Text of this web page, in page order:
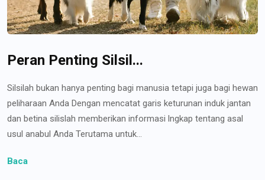
Peran Penting Silsil...
Silsilah bukan hanya penting bagi manusia tetapi juga bagi hewan
peliharaan Anda Dengan mencatat garis keturunan induk jantan
dan betina silislah memberikan informasi lngkap tentang asal
usul anabul Anda Terutama untuk...
Baca